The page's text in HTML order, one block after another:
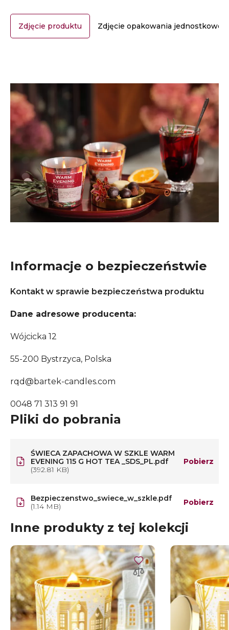
Zdjęcie produktu Zdjęcie opakowania
Informacje o bezpieczeństwie
Kontakt w sprawie bezpieczeństwa produktu
Dane adresowe producenta:
Wójcicka 12
55-200 Bystrzyca, Polska
rqd@bartek-candles.com
0048 71 313 91 91
Pliki do pobrania
ŚWIECA ZAPACHOWA W SZKLE WARM
EVENING 115 G HOT TEA _SDS_PL.pdf
(392.81 KB)
Pobierz
Bezpieczenstwo_swiece_w_szkle.pdf
(1.14 MB)
Pobierz
Inne produkty z tej kolekcji